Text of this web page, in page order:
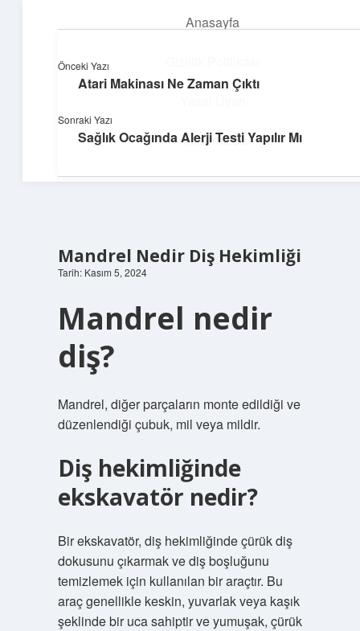
Anasayfa
Hakkımızda
Neşeli Bilgi Durağı
Hızlı hikayelerle gününü şenlendir!
Mandrel Nedir Diş Hekimliği
Tarih: Kasım 5, 2024
Mandrel nedir
diş?
Mandrel, diğer parçaların monte edildiği ve
düzenlendiği çubuk, mil veya mildir.
Diş hekimliğinde
ekskavatör nedir?
Bir ekskavatör, diş hekimliğinde çürük diş
dokusunu çıkarmak ve diş boşluğunu
temizlemek için kullanılan bir araçtır. Bu
araç genellikle keskin, yuvarlak veya kaşık
şeklinde bir uca sahiptir ve yumuşak, çürük
Önceki Yazı
Atari Makinası Ne Zaman Çıktı
Sonraki Yazı
Sağlık Ocağında Alerji Testi Yapılır Mı